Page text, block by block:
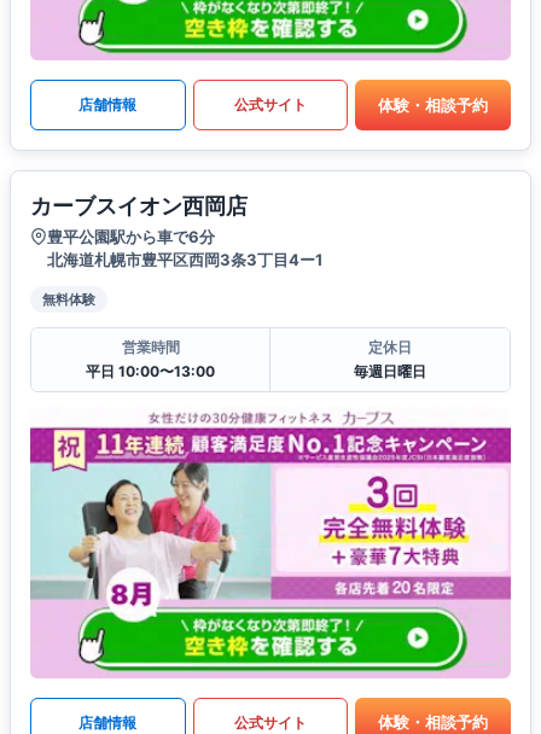
店舗情報 公式サイト 体験・相談予約
カーブスイオン西岡店
豊平公園駅から車で6分
北海道札幌市豊平区西岡3条3丁目4ー1
無料体験
営業時間
平日 10:00〜13:00
定休日
毎週日曜日
店舗情報 公式サイト 体験・相談予約